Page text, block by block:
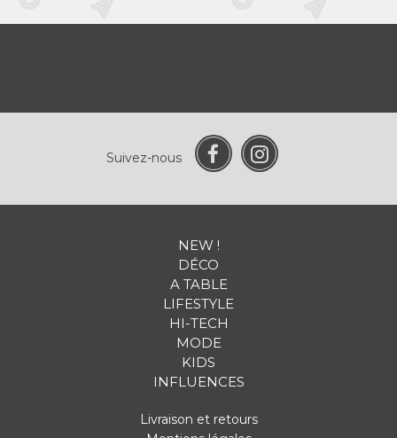
Suivez-nous
NEW !
DÉCO
A TABLE
LIFESTYLE
HI-TECH
MODE
KIDS
INFLUENCES
Livraison et retours